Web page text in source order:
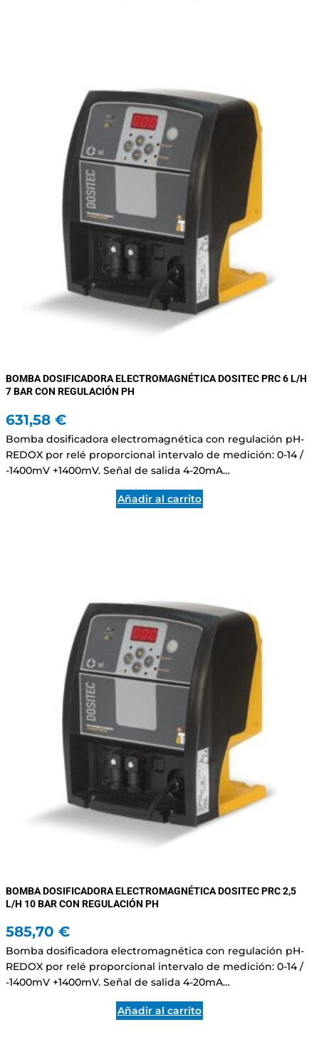
BOMBA DOSIFICADORA ELECTROMAGNÉTICA DOSITEC PRC 6 L/H
7 BAR CON REGULACIÓN PH
631,58 €
Bomba dosificadora electromagnética con regulación pH-
REDOX por relé proporcional intervalo de medición: 0-14 /
-1400mV +1400mV. Señal de salida 4-20mA…
Añadir al carrito
BOMBA DOSIFICADORA ELECTROMAGNÉTICA DOSITEC PRC 2,5
L/H 10 BAR CON REGULACIÓN PH
585,70 €
Bomba dosificadora electromagnética con regulación pH-
REDOX por relé proporcional intervalo de medición: 0-14 /
-1400mV +1400mV. Señal de salida 4-20mA…
Añadir al carrito